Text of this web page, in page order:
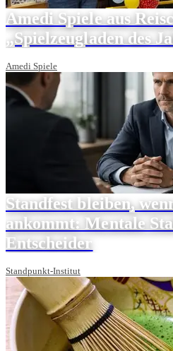
Amedi Spiele aus
„Spielzeugladen des
Amedi Spiele
Standfest bleiben,
ankommt: Mentale
Entscheider
Standpunkt-Institut